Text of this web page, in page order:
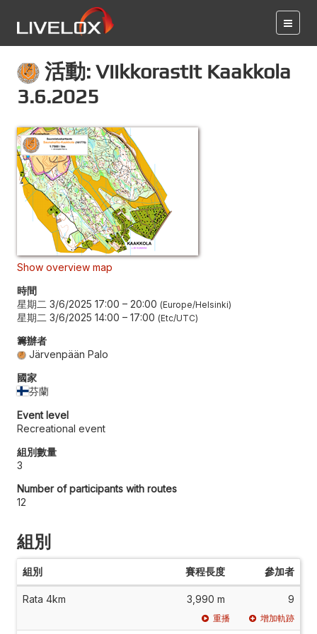
活動: Viikkorastit Kaakkola
3.6.2025
Show overview map
時間
星期二 3/6/2025 17:00 – 20:00 Europe/Helsinki
星期二 3/6/2025 14:00 – 17:00 Etc/UTC
籌辦者
Järvenpään Palo
國家
芬蘭
Event level
Recreational event
組別數量
3
Number of participants with routes
12
組別
組別 賽程長度 參加者
Rata 4km 3,990 m 9
重播 增加軌跡